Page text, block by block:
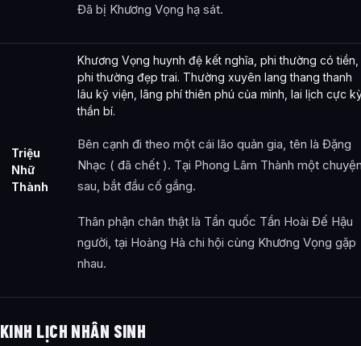
Đã bị Khương Vọng hạ sát.
Triệu
Nhữ
Thành
Khương Vọng huynh đệ kết nghĩa, phi thường có tiền,
phi thường đẹp trai. Thường xuyên lang thang thanh
lâu kỹ viện, lãng phí thiên phú của mình, lai lịch cực
thần bí.
Bên cạnh đi theo một cái lão quản gia, tên là Đặng
Nhạc ( đã chết ). Tại Phong Lâm Thành một
sau, bắt đầu cố gắng.
Thân phận chân thật là Tần quốc Tần Hoài Đế Hậu
người, tại Hoàng Hà chi hội cùng Khương Vọng gặp
nhau.
KINH LỊCH NHÂN SINH